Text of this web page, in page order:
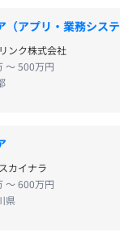
得意分野で能力を
有する働き方がで
生かしながら、チ
す。
えて、他のエンジ
アプリ・業務システ
ンク株式会社
〜 500万円
カイナラ
〜 600万円
県